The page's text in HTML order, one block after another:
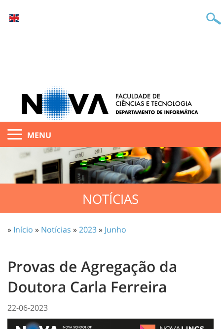
MENU
NOTÍCIAS
» Início » Notícias »2023» Junho
Provas de Agregação da
Doutora Carla Ferreira
22-06-2023